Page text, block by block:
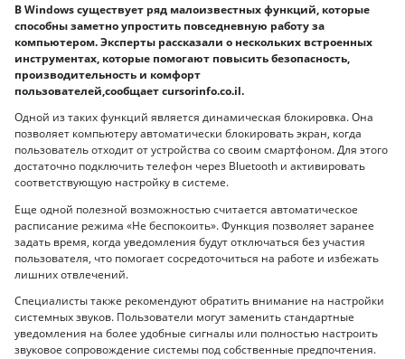
В Windows существует ряд малоизвестных функций, которые
способны заметно упростить повседневную работу за
компьютером. Эксперты рассказали о нескольких встроенных
инструментах, которые помогают повысить безопасность,
производительность и комфорт
пользователей,сообщает cursorinfo.co.il.
Одной из таких функций является динамическая блокировка. Она
позволяет компьютеру автоматически блокировать экран, когда
пользователь отходит от устройства со своим смартфоном. Для этого
достаточно подключить телефон через Bluetooth и активировать
соответствующую настройку в системе.
Еще одной полезной возможностью считается автоматическое
расписание режима «Не беспокоить». Функция позволяет заранее
задать время, когда уведомления будут отключаться без участия
пользователя, что помогает сосредоточиться на работе и избежать
лишних отвлечений.
Специалисты также рекомендуют обратить внимание на настройки
системных звуков. Пользователи могут заменить стандартные
уведомления на более удобные сигналы или полностью настроить
звуковое сопровождение системы под собственные предпочтения.